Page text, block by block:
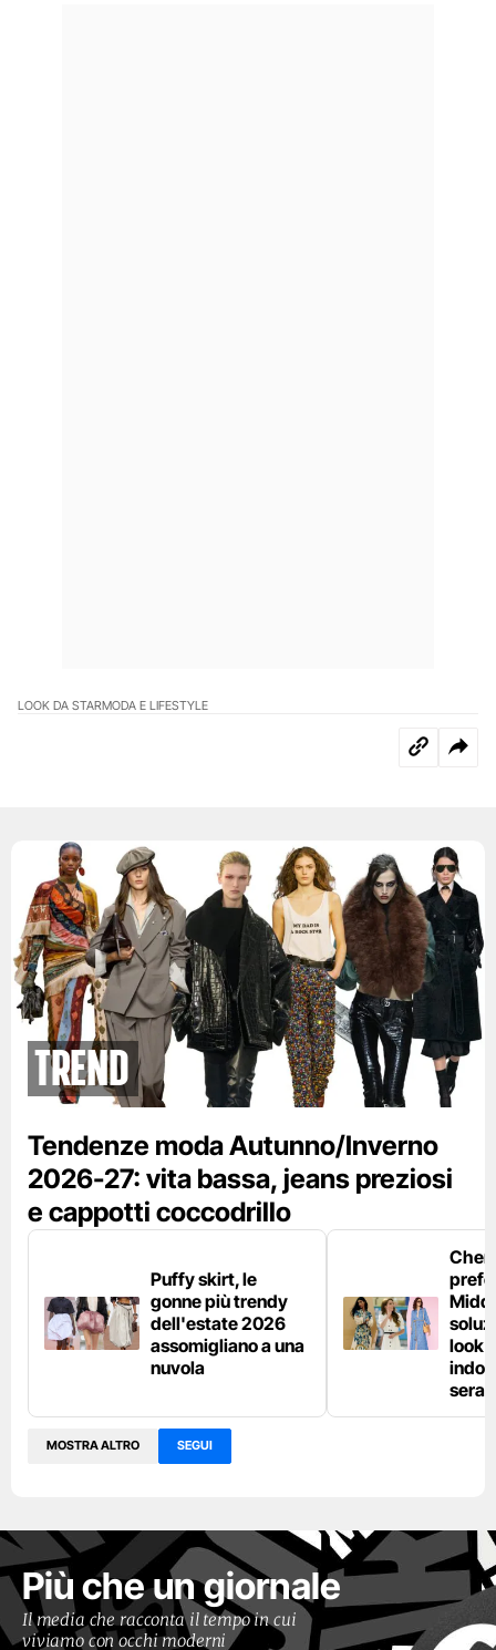
LOOK DA STARMODA E LIFESTYLE
Trend
Tendenze moda Autunno/Inverno
2026-27: vita bassa, jeans preziosi
e cappotti coccodrillo
Puffy skirt, le
gonne più trendy
dell'estate 2026
assomigliano a una
nuvola
look
sera
MOSTRA ALTRO SEGUI
Più che un giornale
Il media che racconta il tempo in cui
viviamo con occhi moderni